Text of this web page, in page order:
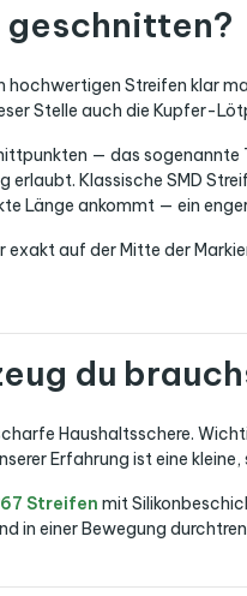
geschnitten?
Streifen klar
Stelle auch die Kupfer-
— das
erlaubt. Klassische SMD
Länge ankommt — ein
auf der Mitte der
du
Haushaltsschere.
Erfahrung ist eine
Streifen mit
in einer Bewegung